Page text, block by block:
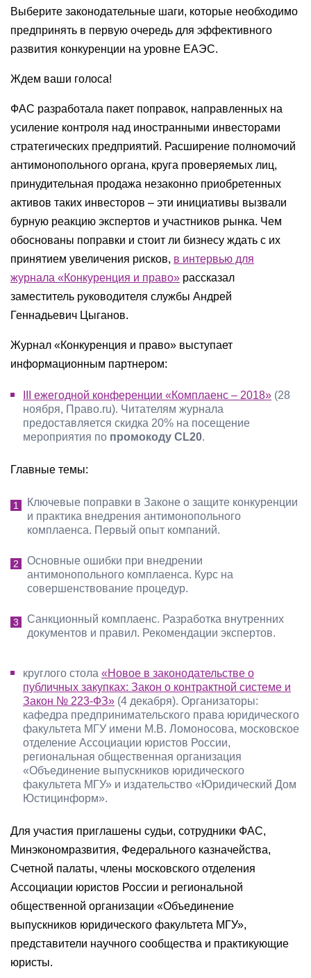
Выберите законодательные шаги, которые необходимо
предпринять в первую очередь для эффективного
развития конкуренции на уровне ЕАЭС.
Ждем ваши голоса!
ФАС разработала пакет поправок, направленных на
усиление контроля над иностранными инвесторами
стратегических предприятий. Расширение полномочий
антимонопольного органа, круга проверяемых лиц,
принудительная продажа незаконно приобретенных
активов таких инвесторов – эти инициативы вызвали
бурную реакцию экспертов и участников рынка. Чем
обоснованы поправки и стоит ли бизнесу ждать с их
принятием увеличения рисков, в интервью для
журнала «Конкуренция и право» рассказал
заместитель руководителя службы Андрей
Геннадьевич Цыганов.
Журнал «Конкуренция и право» выступает
информационным партнером:
III ежегодной конференции «Комплаенс – 2018» (28
ноября, Право.ru). Читателям журнала
предоставляется скидка 20% на посещение
мероприятия по промокоду CL20.
Главные темы:
Ключевые поправки в Законе о защите конкуренции
и практика внедрения антимонопольного
комплаенса. Первый опыт компаний.
Основные ошибки при внедрении
антимонопольного комплаенса. Курс на
совершенствование процедур.
Санкционный комплаенс. Разработка внутренних
документов и правил. Рекомендации экспертов.
круглого стола «Новое в законодательстве о
публичных закупках: Закон о контрактной системе и
Закон № 223-ФЗ» (4 декабря). Организаторы:
кафедра предпринимательского права юридического
факультета МГУ имени М.В. Ломоносова, московское
отделение Ассоциации юристов России,
региональная общественная организация
«Объединение выпускников юридического
факультета МГУ» и издательство «Юридический Дом
Юстицинформ».
Для участия приглашены судьи, сотрудники ФАС,
Минэкономразвития, Федерального казначейства,
Счетной палаты, члены московского отделения
Ассоциации юристов России и региональной
общественной организации «Объединение
выпускников юридического факультета МГУ»,
представители научного сообщества и практикующие
юристы.